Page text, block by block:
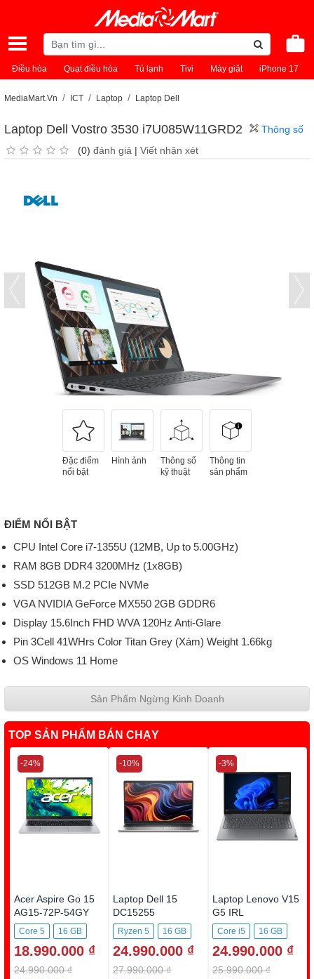
Điều hòa Quạt điều hòa Tủ lạnh Tivi Máy giặt iPhone 17
MediaMart.Vn ICT Laptop Laptop Dell
Laptop Dell Vostro 3530 i7U085W11GRD2
(0) đánh giá | Viết nhận xét
Thông số
Đặc điểm
nổi bật
Hình ảnh
Thông số
kỹ thuật
Thông tin
sản phẩm
ĐIỂM NỔI BẬT
CPU Intel Core i7-1355U (12MB, Up to 5.00GHz)
RAM 8GB DDR4 3200MHz (1x8GB)
SSD 512GB M.2 PCIe NVMe
VGA NVIDIA GeForce MX550 2GB GDDR6
Display 15.6Inch FHD WVA 120Hz Anti-Glare
Pin 3Cell 41WHrs Color Titan Grey (Xám) Weight 1.66kg
OS Windows 11 Home
Sản Phẩm Ngừng Kinh Doanh
TOP SẢN PHẨM BÁN CHẠY
Acer Aspire Go 15
AG15-72P-54GY
Core 5
16 GB
512GB SSD
18.990.000 ₫
24.990.000 ₫
-24%
Laptop Dell 15
DC15255
DC5R5973W1
Ryzen 5
16 GB
512GB SSD
24.990.000 ₫
27.990.000 ₫
-10%
Laptop Lenovo V15
G5 IRL
83HF00BYVN
Core i5
16 GB
512GB SSD
24.990.000 ₫
25.990.000 ₫
-3%